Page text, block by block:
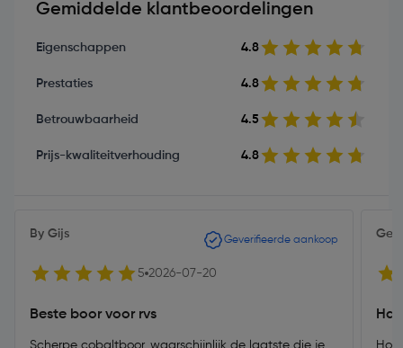
Gemiddelde klantbeoordelingen
Eigenschappen 4.8
Prestaties 4.8
Betrouwbaarheid 4.5
Prijs-kwaliteitverhouding 4.8
By Gijs Geverifieerde aankoop
5 2026-07-20
Beste boor voor rvs
Scherpe cobaltboor, waarschijnlijk de laatste die je